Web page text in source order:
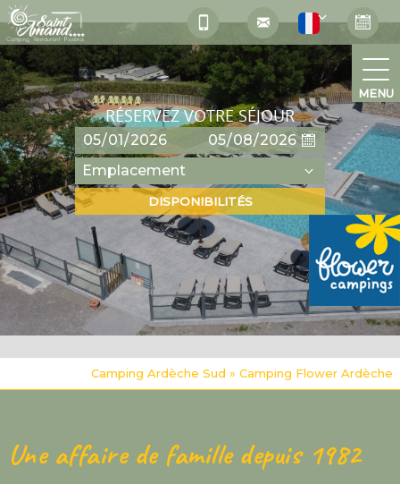
MENU
RÉSERVEZ VOTRE SÉJOUR
Camping Ardèche Sud » Camping Flower Ardèche
Une affaire de famille depuis 1982